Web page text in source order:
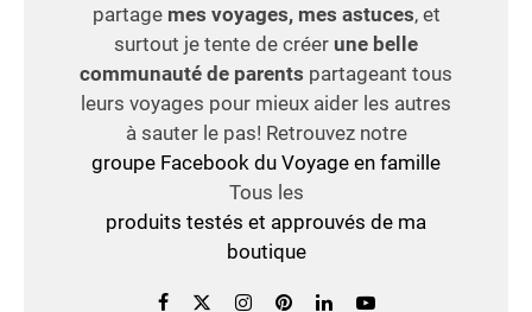
partage mes voyages, mes astuces, et
surtout je tente de créer une belle
communauté de parents partageant tous
leurs voyages pour mieux aider les autres
à sauter le pas! Retrouvez notre
groupe Facebook du Voyage en famille
Tous les
produits testés et approuvés de ma
boutique